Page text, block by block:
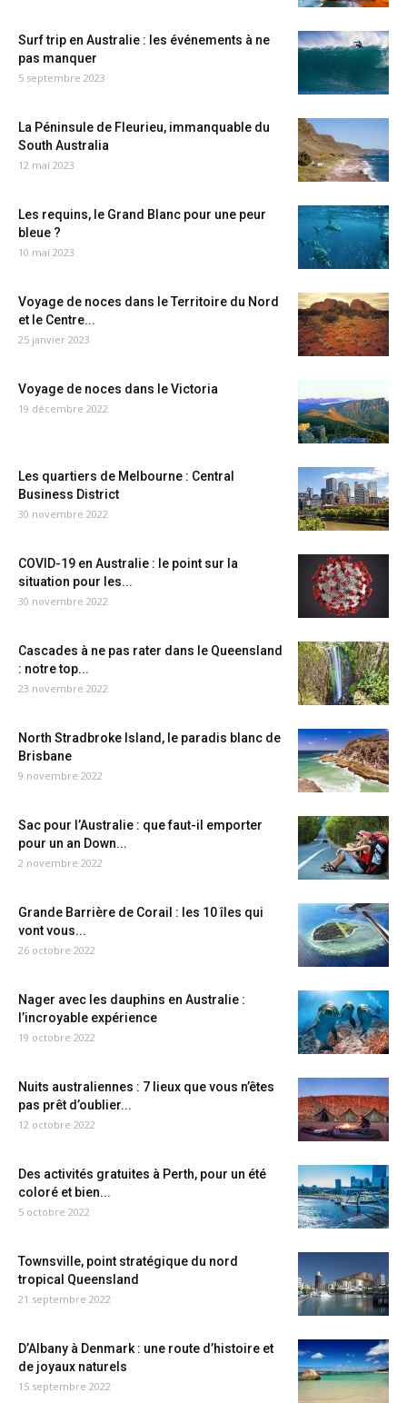
Surf trip en Australie : les événements à ne
pas manquer
5 septembre 2023
La Péninsule de Fleurieu, immanquable du
South Australia
12 mai 2023
Les requins, le Grand Blanc pour une peur
bleue ?
10 mai 2023
Voyage de noces dans le Territoire du Nord
et le Centre...
25 janvier 2023
Voyage de noces dans le Victoria
19 décembre 2022
Les quartiers de Melbourne : Central
Business District
30 novembre 2022
COVID-19 en Australie : le point sur la
situation pour les...
30 novembre 2022
Cascades à ne pas rater dans le Queensland
: notre top...
23 novembre 2022
North Stradbroke Island, le paradis blanc de
Brisbane
9 novembre 2022
Sac pour l’Australie : que faut-il emporter
pour un an Down...
2 novembre 2022
Grande Barrière de Corail : les 10 îles qui
vont vous...
26 octobre 2022
Nager avec les dauphins en Australie :
l’incroyable expérience
19 octobre 2022
Nuits australiennes : 7 lieux que vous n’êtes
pas prêt d’oublier...
12 octobre 2022
Des activités gratuites à Perth, pour un été
coloré et bien...
5 octobre 2022
Townsville, point stratégique du nord
tropical Queensland
21 septembre 2022
D’Albany à Denmark : une route d’histoire et
de joyaux naturels
15 septembre 2022